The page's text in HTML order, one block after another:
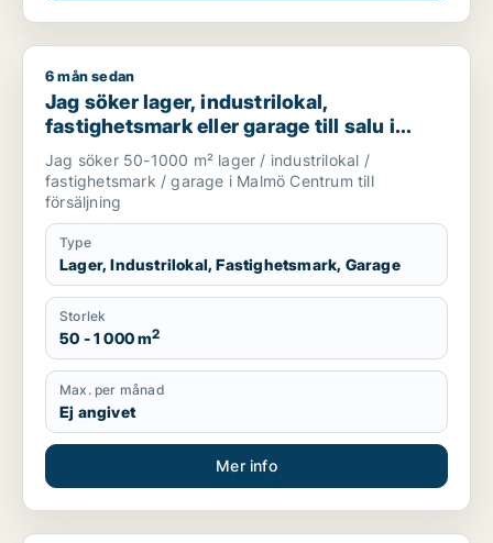
Jag söker lager, industrilokal, fastighetsmark eller garage
6 mån sedan
Jag söker lager, industrilokal,
fastighetsmark eller garage till salu i
Malmö Centrum
Jag söker 50-1000 m² lager / industrilokal /
fastighetsmark / garage i Malmö Centrum till
försäljning
Type
Lager, Industrilokal, Fastighetsmark, Garage
Storlek
50 - 1 000 m2
Max. per månad
Ej angivet
Mer info